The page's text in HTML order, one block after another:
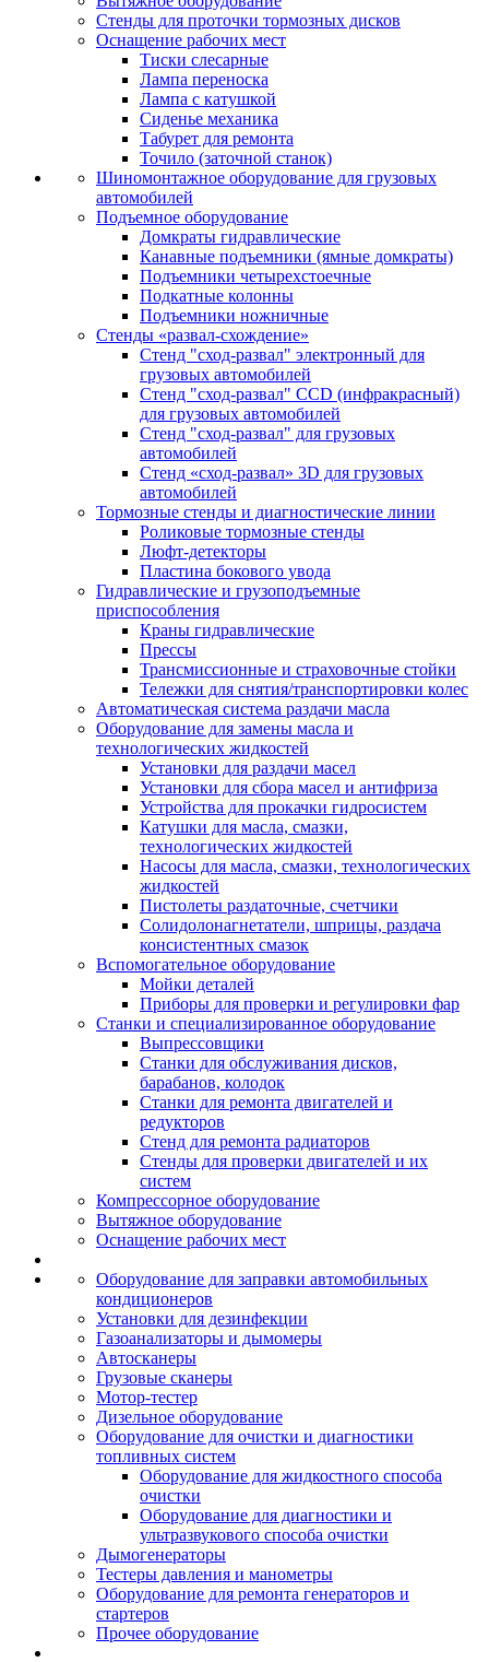
Стенды для проточки тормозных дисков
Оснащение рабочих мест
Тиски слесарные
Лампа переноска
Лампа с катушкой
Сиденье механика
Табурет для ремонта
Точило (заточной станок)
Шиномонтажное оборудование для грузовых
автомобилей
Подъемное оборудование
Домкраты гидравлические
Канавные подъемники (ямные домкраты)
Подъемники четырехстоечные
Подкатные колонны
Подъемники ножничные
Стенды «развал-схождение»
Стенд "сход-развал" электронный для
грузовых автомобилей
Стенд "сход-развал" CCD (инфракрасный)
для грузовых автомобилей
Стенд "сход-развал" для грузовых
автомобилей
Стенд «сход-развал» 3D для грузовых
автомобилей
Тормозные стенды и диагностические линии
Роликовые тормозные стенды
Люфт-детекторы
Пластина бокового увода
Гидравлические и грузоподъемные
приспособления
Краны гидравлические
Прессы
Трансмиссионные и страховочные стойки
Тележки для снятия/транспортировки колес
Автоматическая система раздачи масла
Оборудование для замены масла и
технологических жидкостей
Установки для раздачи масел
Установки для сбора масел и антифриза
Устройства для прокачки гидросистем
Катушки для масла, смазки,
технологических жидкостей
Насосы для масла, смазки, технологических
жидкостей
Пистолеты раздаточные, счетчики
Солидолонагнетатели, шприцы, раздача
консистентных смазок
Вспомогательное оборудование
Мойки деталей
Приборы для проверки и регулировки фар
Станки и специализированное оборудование
Выпрессовщики
Станки для обслуживания дисков,
барабанов, колодок
Станки для ремонта двигателей и
редукторов
Стенд для ремонта радиаторов
Стенды для проверки двигателей и их
систем
Компрессорное оборудование
Вытяжное оборудование
Оснащение рабочих мест
Оборудование для заправки автомобильных
кондиционеров
Установки для дезинфекции
Газоанализаторы и дымомеры
Автосканеры
Грузовые сканеры
Мотор-тестер
Дизельное оборудование
Оборудование для очистки и диагностики
топливных систем
Оборудование для жидкостного способа
очистки
Оборудование для диагностики и
ультразвукового способа очистки
Дымогенераторы
Тестеры давления и манометры
Оборудование для ремонта генераторов и
стартеров
Прочее оборудование